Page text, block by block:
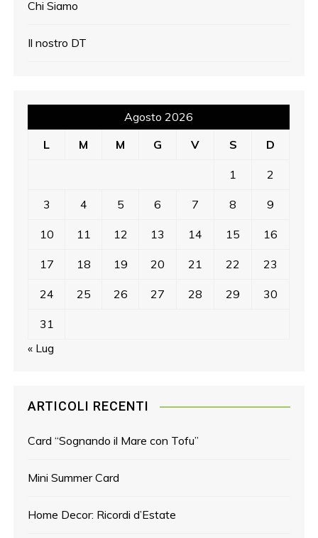
Chi Siamo
Il nostro DT
Agosto 2026
L
M M G V S D
1 2
3 4 5 6 7 8 9
10 11 12 13 14 15 16
17 18 19 20 21 22 23
24 25 26 27 28 29 30
31
« Lug
ARTICOLI RECENTI
Card “Sognando il Mare con Tofu”
Mini Summer Card
Home Decor: Ricordi d’Estate